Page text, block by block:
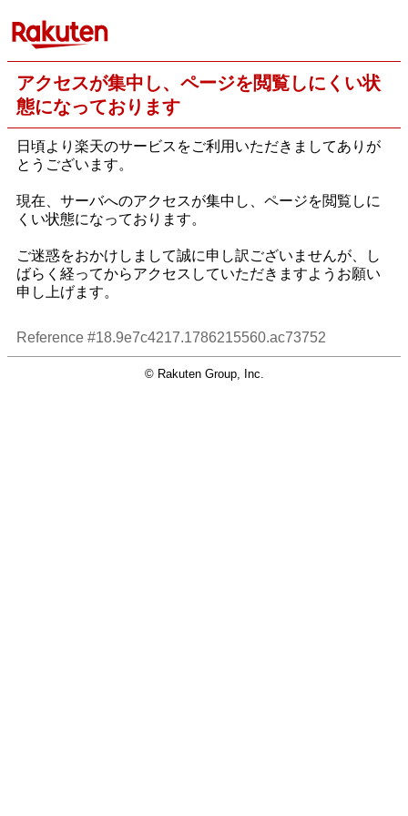
アクセスが集中し、ページを閲覧しにくい状
態になっております
日頃より楽天のサービスをご利用いただきましてありが
とうございます。
現在、サーバへのアクセスが集中し、ページを閲覧しに
くい状態になっております。
ご迷惑をおかけしまして誠に申し訳ございませんが、し
ばらく経ってからアクセスしていただきますようお願い
申し上げます。
Reference #18.9e7c4217.1786215560.ac73752
© Rakuten Group, Inc.